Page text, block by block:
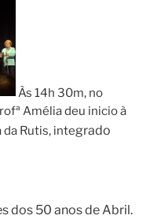
Às 14h 30m, no
Amélia deu inicio à
Rutis, integrado
dos 50 anos de Abril.